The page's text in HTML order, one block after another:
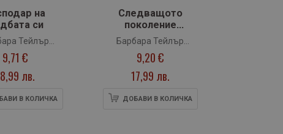
на
си
Тейлър
9,71 €
лв.
В КОЛИЧКА
Следващото
поколение
(Имението
Кавендън)
Барбара Тейлър
Брадфорд
9,20 €
17,99 лв.
ДОБАВИ В КОЛИЧКА